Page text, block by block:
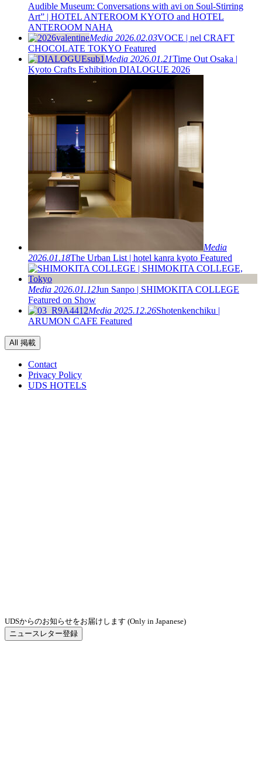
Audible Museum: Conversations with avi on Soul-Stirring
Art” | HOTEL ANTEROOM KYOTO and HOTEL
ANTEROOM NAHA
Media 2026.02.03VOCE | nel CRAFT
CHOCOLATE TOKYO Featured
Media 2026.01.21Time Out Osaka |
Kyoto Crafts Exhibition DIALOGUE 2026
Media
2026.01.18The Urban List | hotel kanra kyoto Featured
Media 2026.01.12Jun Sanpo | SHIMOKITA COLLEGE
Featured on Show
Media 2025.12.26Shotenkenchiku |
ARUMON CAFE Featured
All 掲載
Contact
Privacy Policy
UDS HOTELS
UDSからのお知らせをお届けします (Only in Japanese)
ニュースレター登録